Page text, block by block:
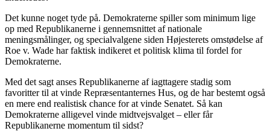
Det kunne noget tyde på. Demokraterne spiller som minimum lige
op med Republikanerne i gennemsnittet af nationale
meningsmålinger, og specialvalgene siden Højesterets omstødelse af
Roe v. Wade har faktisk indikeret et politisk klima til fordel for
Demokraterne.
Med det sagt anses Republikanerne af iagttagere stadig som
favoritter til at vinde Repræsentanternes Hus, og de har bestemt også
en mere end realistisk chance for at vinde Senatet. Så kan
Demokraterne alligevel vinde midtvejsvalget – eller får
Republikanerne momentum til sidst?